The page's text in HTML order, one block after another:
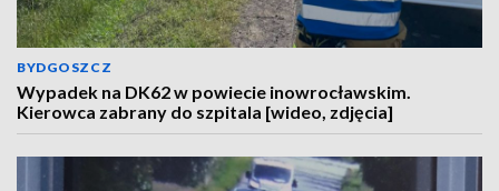
BYDGOSZCZ
Wypadek na DK62 w powiecie inowrocławskim.
Kierowca zabrany do szpitala [wideo, zdjęcia]